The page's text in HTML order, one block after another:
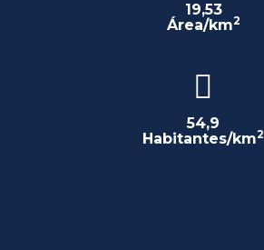
19,53
Área/km2
54,9
Habitantes/km2